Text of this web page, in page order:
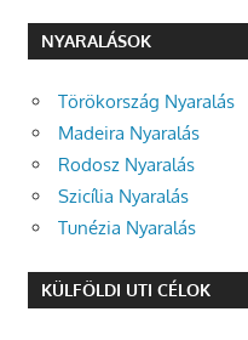
NYARALÁSOK
Törökország Nyaralás
Madeira Nyaralás
Rodosz Nyaralás
Szicília Nyaralás
Tunézia Nyaralás
KÜLFÖLDI UTI CÉLOK